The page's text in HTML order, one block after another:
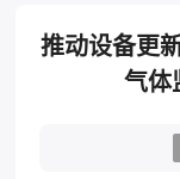
推动设备更
气体